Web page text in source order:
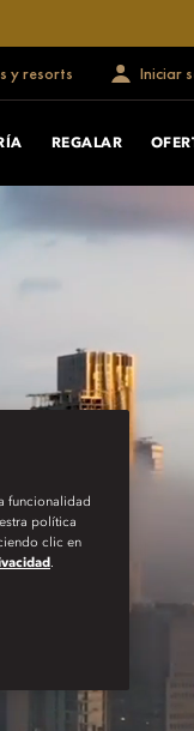
y resorts Iniciar
REGALAR
funcionalidad
política
clic en
.